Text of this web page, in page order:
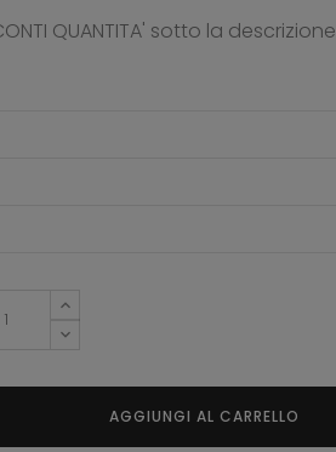
QUANTITA' sotto la descrizione
AGGIUNGI AL CARRELLO